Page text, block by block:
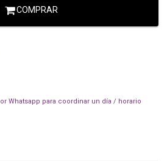
COMPRAR
Whatsapp para coordinar un día / horario